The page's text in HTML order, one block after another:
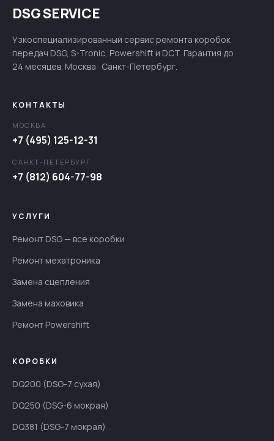
DSG SERVICE
Узкоспециализированный сервис ремонта коробок
передач DSG, S-Tronic, Powershift и DCT. Гарантия до
24 месяцев. Москва · Санкт-Петербург.
КОНТАКТЫ
МОСКВА
+7 (495) 125-12-31
САНКТ-ПЕТЕРБУРГ
+7 (812) 604-77-98
УСЛУГИ
Ремонт DSG — все коробки
Ремонт мехатроника
Замена сцепления
Замена маховика
Ремонт Powershift
КОРОБКИ
DQ200 (DSG-7 сухая)
DQ250 (DSG-6 мокрая)
DQ381 (DSG-7 мокрая)